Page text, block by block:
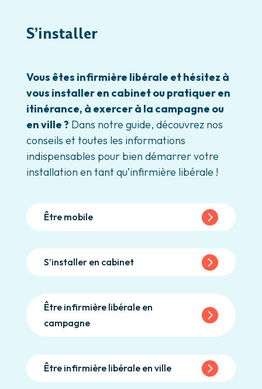
S’installer
Vous êtes infirmière libérale et hésitez à
vous installer en cabinet ou pratiquer en
itinérance, à exercer à la campagne ou
en ville ? Dans notre guide, découvrez nos
conseils et toutes les informations
indispensables pour bien démarrer votre
installation en tant qu’infirmière libérale !
Être mobile
S’installer en cabinet
Être infirmière libérale en
campagne
Être infirmière libérale en ville